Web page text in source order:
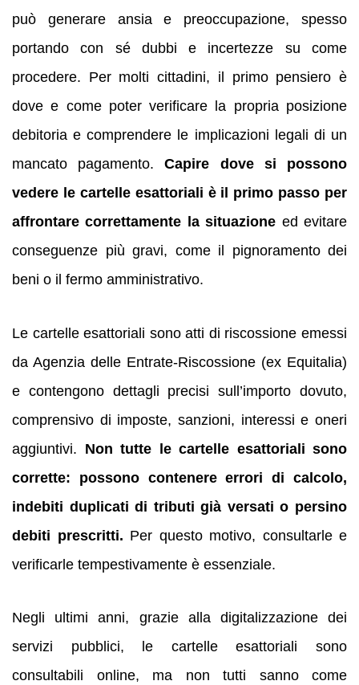
può generare ansia e preoccupazione, spesso
portando con sé dubbi e incertezze su come
procedere. Per molti cittadini, il primo pensiero è
dove e come poter verificare la propria posizione
debitoria e comprendere le implicazioni legali di un
mancato pagamento.Capire dove si possono
vedere le cartelle esattoriali è il primo passo per
affrontare correttamente la situazione ed evitare
conseguenze più gravi, come il pignoramento dei
beni o il fermo amministrativo.
Le cartelle esattoriali sono atti di riscossione emessi
da Agenzia delle Entrate-Riscossione (ex Equitalia)
e contengono dettagli precisi sull’importo dovuto,
comprensivo di imposte, sanzioni, interessi e oneri
aggiuntivi. Non tutte le cartelle esattoriali sono
corrette: possono contenere errori di calcolo,
indebiti duplicati di tributi già versati o persino
debiti prescritti. Per questo motivo, consultarle e
verificarle tempestivamente è essenziale.
Negli ultimi anni, grazie alla digitalizzazione dei
servizi pubblici, le cartelle esattoriali sono
consultabili online, ma non tutti sanno come